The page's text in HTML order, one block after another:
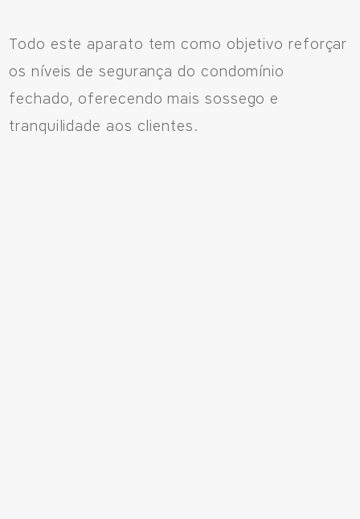
Todo este aparato tem como objetivo reforçar
os níveis de segurança do condomínio
fechado, oferecendo mais sossego e
tranquilidade aos clientes.